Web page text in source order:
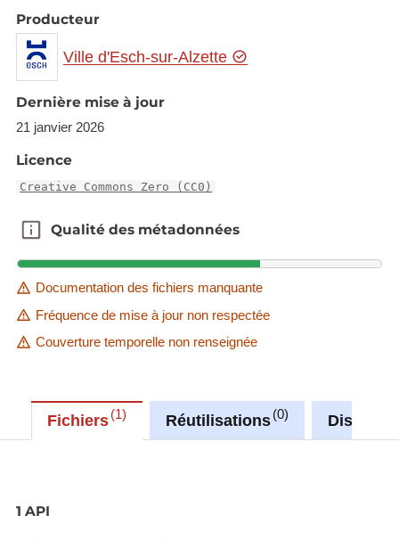
(fragment html)
<alertStart> date et heure de début de
l'alerte (format: yyyy-mm-dd à hh:mm)
<pubDate> date de publication de l'alerte
(format RFC 822, exemple: Tue, 24 Aug
2021 10:11:58 +0000)
Producteur
Ville d'Esch-sur-Alzette
Dernière mise à jour
21 janvier 2026
Licence
Creative Commons Zero (CC0)
Qualité des métadonnées
Qualité des métadonnées
Documentation des fichiers manquante
Fréquence de mise à jour non respectée
Couverture temporelle non renseignée
Fichiers 1 Réutilisations 0
1 API